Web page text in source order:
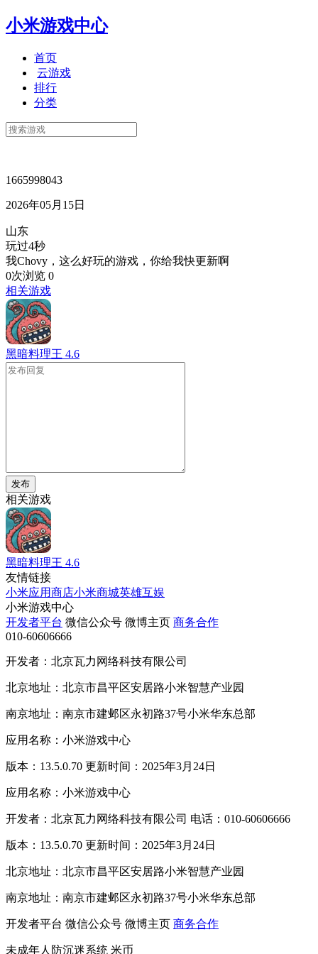
小米游戏中心
首页
云游戏
排行
分类
1665998043
2026年05月15日
山东
玩过4秒
我Chovy，这么好玩的游戏，你给我快更新啊
0次浏览 0
相关游戏
黑暗料理王 4.6
发布
相关游戏
黑暗料理王 4.6
友情链接
小米应用商店小米商城英雄互娱
小米游戏中心
开发者平台 微信公众号 微博主页 商务合作
010-60606666
开发者：北京瓦力网络科技有限公司
北京地址：北京市昌平区安居路小米智慧产业园
南京地址：南京市建邺区永初路37号小米华东总部
应用名称：小米游戏中心
版本：13.5.0.70 更新时间：2025年3月24日
应用名称：小米游戏中心
开发者：北京瓦力网络科技有限公司 电话：010-60606666
版本：13.5.0.70 更新时间：2025年3月24日
北京地址：北京市昌平区安居路小米智慧产业园
南京地址：南京市建邺区永初路37号小米华东总部
开发者平台 微信公众号 微博主页 商务合作
未成年人防沉迷系统 米币